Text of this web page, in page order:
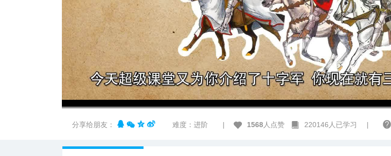
00:00 / 00:51 高清 1x
分享给朋友： 难度：进阶 | 1568人点赞 220146人已学习 |